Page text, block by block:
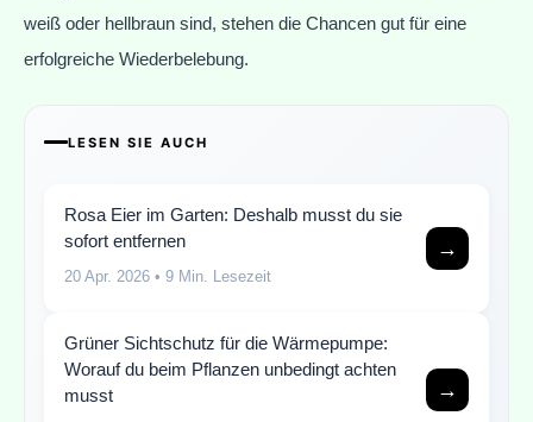
weiß oder hellbraun sind, stehen die Chancen gut für eine
erfolgreiche Wiederbelebung.
LESEN SIE AUCH
Rosa Eier im Garten: Deshalb musst du sie
sofort entfernen
20 Apr. 2026 • 9 Min. Lesezeit
→
Grüner Sichtschutz für die Wärmepumpe:
Worauf du beim Pflanzen unbedingt achten
musst
→